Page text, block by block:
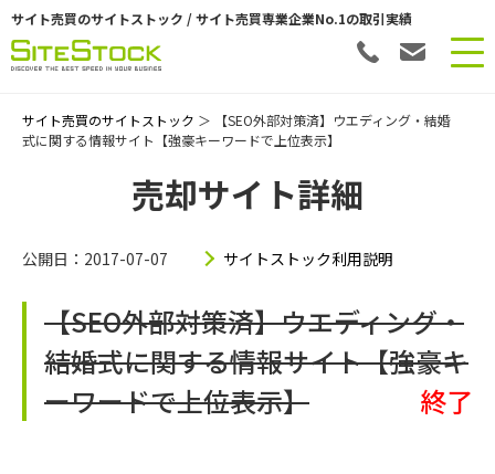
サイト売買のサイトストック / サイト売買専業企業No.1の取引実績
サイト売買のサイトストック ＞ 【SEO外部対策済】ウエディング・結婚
式に関する情報サイト【強豪キーワードで上位表示】
売却サイト詳細
公開日：2017-07-07 サイトストック利用説明
【SEO外部対策済】ウエディング・
結婚式に関する情報サイト【強豪キ
ーワードで上位表示】
終了